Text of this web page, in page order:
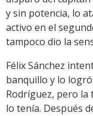
y sin potencia, lo
activo en el
tampoco dio la
Félix Sánchez
banquillo y lo
Rodríguez, pero la
lo tenía. Después